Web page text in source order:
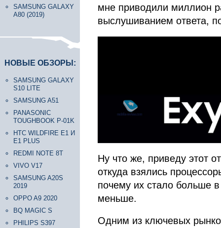
SAMSUNG GALAXY
A80 (2019)
НОВЫЕ ОБЗОРЫ:
SAMSUNG GALAXY
S10 LITE
SAMSUNG A51
PANASONIC
TOUGHBOOK P-01K
HTC WILDFIRE E1 И
E1 PLUS
REDMI NOTE 8T
VIVO V17
SAMSUNG A20S
2019
OPPO A9 2020
BQ MAGIC S
PHILIPS S397
мне приводили миллион
выслушиванием ответа,
Ну что же, приведу этот
откуда взялись
почему их стало больше в
меньше.
Одним из ключевых